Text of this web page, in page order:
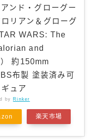
ンド・グローグー
リアン＆グローグ
WARS: The
and
約150mm
布製 塗装済み可
ュア
by Rinker
楽天市場